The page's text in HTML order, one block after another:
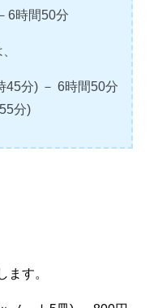
6時間50分
分) － 6時間50分
分)
ます。